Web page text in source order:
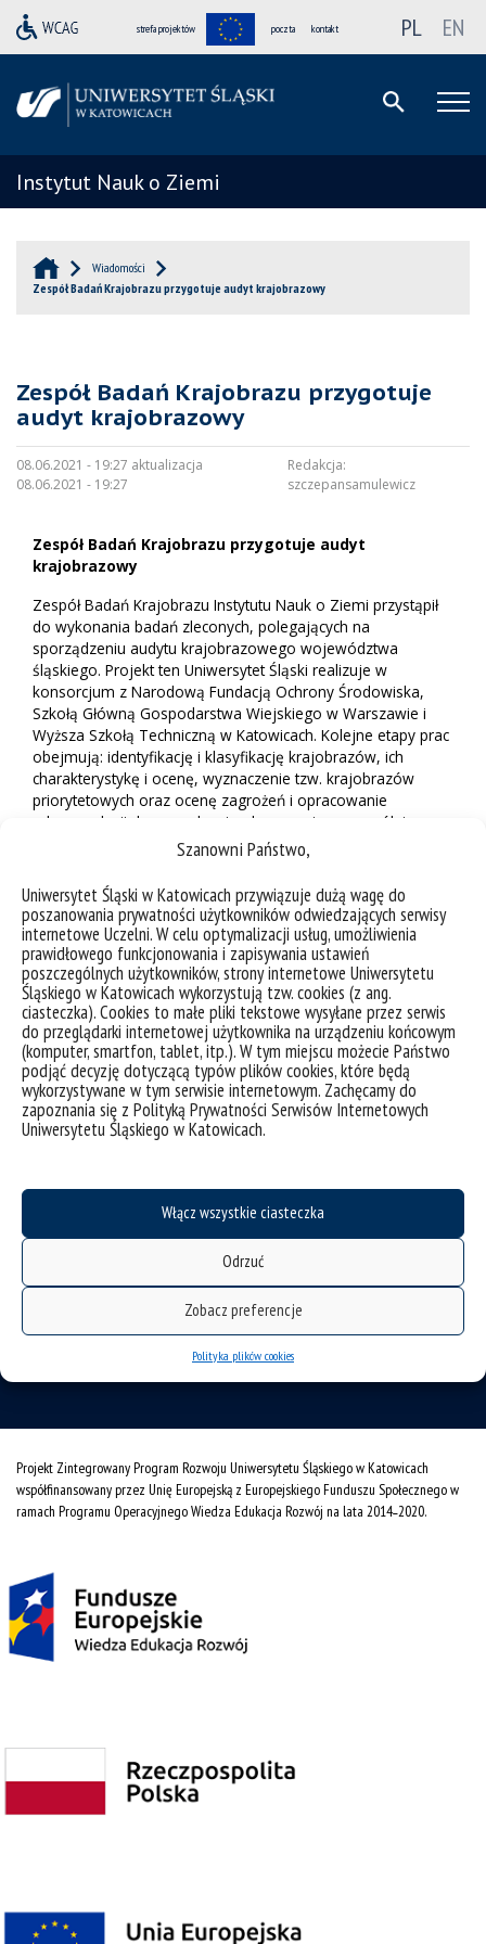
Szanowni Państwo,
Uniwersytet Śląski w Katowicach przywiązuje dużą wagę do
poszanowania prywatności użytkowników odwiedzających serwisy
internetowe Uczelni. W celu optymalizacji usług, umożliwienia
prawidłowego funkcjonowania i zapisywania ustawień
poszczególnych użytkowników, strony internetowe Uniwersytetu
Śląskiego w Katowicach wykorzystują tzw. cookies (z ang.
ciasteczka). Cookies to małe pliki tekstowe wysyłane przez serwis
do przeglądarki internetowej użytkownika na urządzeniu końcowym
(komputer, smartfon, tablet, itp.). W tym miejscu możecie Państwo
podjąć decyzję dotyczącą typów plików cookies, które będą
wykorzystywane w tym serwisie internetowym. Zachęcamy do
zapoznania się z Polityką Prywatności Serwisów Internetowych
Uniwersytetu Śląskiego w Katowicach.
Włącz wszystkie ciasteczka
Odrzuć
Zobacz preferencje
Polityka plików cookies
strefa projektów poczta kontakt PL EN
Instytut Nauk o Ziemi
Wiadomości
Zespół Badań Krajobrazu przygotuje audyt krajobrazowy
Zespół Badań Krajobrazu przygotuje
audyt krajobrazowy
08.06.2021 - 19:27 aktualizacja
08.06.2021 - 19:27
Redakcja:
szczepansamulewicz
Zespół Badań Krajobrazu przygotuje audyt
krajobrazowy
Zespół Badań Krajobrazu Instytutu Nauk o Ziemi przystąpił
do wykonania badań zleconych, polegających na
sporządzeniu audytu krajobrazowego województwa
śląskiego. Projekt ten Uniwersytet Śląski realizuje w
konsorcjum z Narodową Fundacją Ochrony Środowiska,
Szkołą Główną Gospodarstwa Wiejskiego w Warszawie i
Wyższa Szkołą Techniczną w Katowicach. Kolejne etapy prac
obejmują: identyfikację i klasyfikację krajobrazów, ich
charakterystykę i ocenę, wyznaczenie tzw. krajobrazów
priorytetowych oraz ocenę zagrożeń i opracowanie
rekomendacji do zarządzania obszarami o szczególnie
cennych krajobrazach. Kierownikiem naukowym projektu
jest dr hab. Urszula Myga-Piątek, prof. UŚ. Zadanie będzie
realizowane do połowy 2023 r.
deklaracja dostępności
ul. Będzińska 60
Projekt Zintegrowany Program Rozwoju Uniwersytetu Śląskiego w Katowicach
współfinansowany przez Unię Europejską z Europejskiego Funduszu Społecznego w
ramach Programu Operacyjnego Wiedza Edukacja Rozwój na lata 2014˗2020.